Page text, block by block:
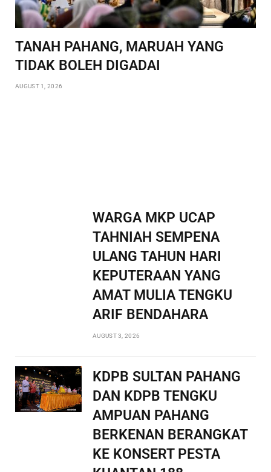
TANAH PAHANG, MARUAH YANG
TIDAK BOLEH DIGADAI
AUGUST 1, 2026
WARGA MKP UCAP
TAHNIAH SEMPENA
ULANG TAHUN HARI
KEPUTERAAN YANG
AMAT MULIA TENGKU
ARIF BENDAHARA
AUGUST 3, 2026
KDPB SULTAN PAHANG
DAN KDPB TENGKU
AMPUAN PAHANG
BERKENAN BERANGKAT
KE KONSERT PESTA